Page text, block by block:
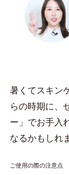
暑くてスキン
らの時期に、
ー」でお手入
なるかもしれ
ご使用の際の注意点